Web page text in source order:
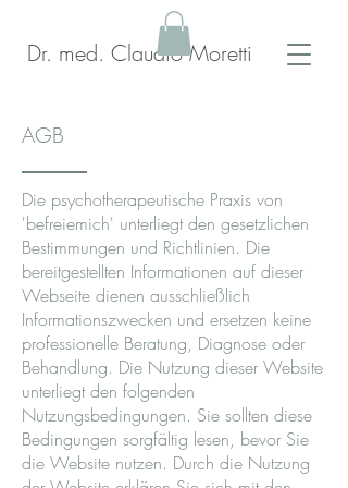
Dr. med. Claudio Moretti
AGB
Die psychotherapeutische Praxis von
'befreiemich' unterliegt den gesetzlichen
Bestimmungen und Richtlinien. Die
bereitgestellten Informationen auf dieser
Webseite dienen ausschließlich
Informationszwecken und ersetzen keine
professionelle Beratung, Diagnose oder
Behandlung. Die Nutzung dieser Website
unterliegt den folgenden
Nutzungsbedingungen. Sie sollten diese
Bedingungen sorgfältig lesen, bevor Sie
die Website nutzen. Durch die Nutzung